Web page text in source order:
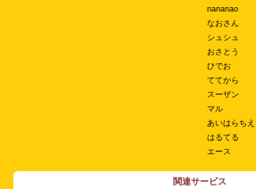
nananao
なおさん
シュシュ
おさとう
ひでお
ててから
スーザン
マル
あいはらちえ
はるてる
エース
関連サービス